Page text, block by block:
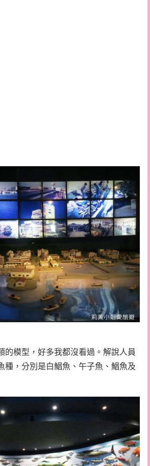
的模型，好多我都沒看過。解說人員
種，分別是白鯧魚、午子魚、鯧魚及